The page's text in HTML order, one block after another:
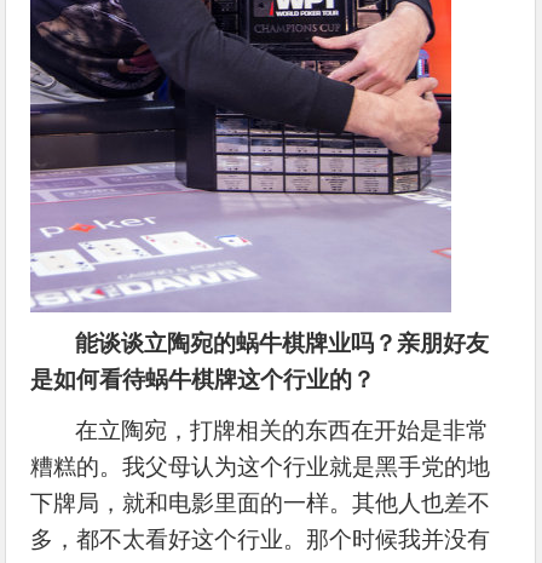
能谈谈立陶宛的蜗牛棋牌业吗？亲朋好友
是如何看待蜗牛棋牌这个行业的？
在立陶宛，打牌相关的东西在开始是非常
糟糕的。我父母认为这个行业就是黑手党的地
下牌局，就和电影里面的一样。其他人也差不
多，都不太看好这个行业。那个时候我并没有